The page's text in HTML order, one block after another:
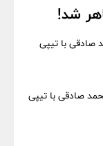
شد!
با تیپی